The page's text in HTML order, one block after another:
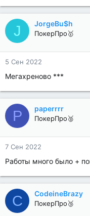
J JorgeBu$h
ПокерПро🥇
5 Сен 2022
Мегахреново ***
P paperrrr
ПокерПро🥈
7 Сен 2022
Работы много было +
C CodeineBrazy
ПокерПро🥉